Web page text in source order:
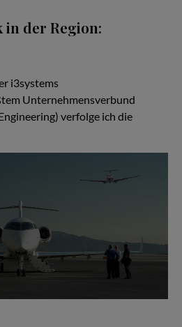
in der Region:
i3systems
Unternehmensverbund
verfolge ich die